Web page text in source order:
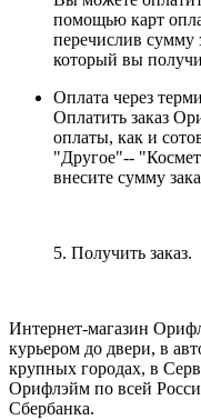
помощью карт
перечислив сумму
который вы
Оплата через
Оплатить заказ
оплаты, как и
"Другое"--
внесите сумму
5. Получить заказ.
Интернет-магазин
курьером до двери, в
крупных городах, в
Орифлэйм по всей
Сбербанка.